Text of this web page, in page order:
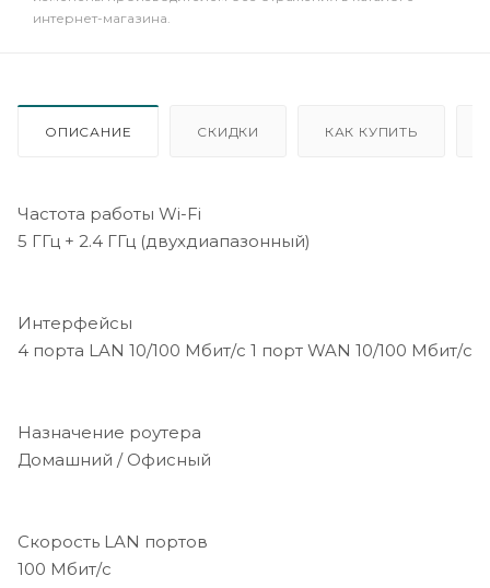
интернет-магазина.
ОПИСАНИЕ СКИДКИ КАК КУПИТЬ
Частота работы Wi-Fi
5 ГГц + 2.4 ГГц (двухдиапазонный)
Интерфейсы
4 порта LAN 10/100 Мбит/с 1 порт WAN 10/100 Мбит/с
Назначение роутера
Домашний / Офисный
Скорость LAN портов
100 Мбит/с